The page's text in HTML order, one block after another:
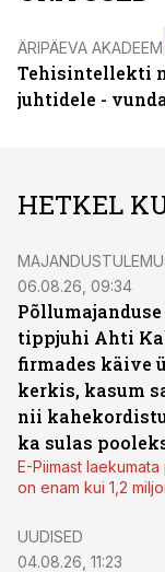
ÄRIPÄEVA
Tehisintellekti
juhtidele -
HETKEL
06.08.26, 09:34
Põllumajanduse
tippjuhi Ahti
firmades käive
kerkis, kasum
nii
ka sulas
E-Piimast laekumata
on enam kui 1,2
UUDISED
04.08.26, 11:23